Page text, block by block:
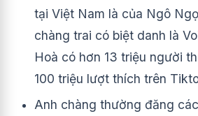
tại Việt Nam là của Ngô
chàng trai có biệt danh là
Hoà có hơn 13 triệu người
100 triệu lượt thích trên
Anh chàng thường đăng